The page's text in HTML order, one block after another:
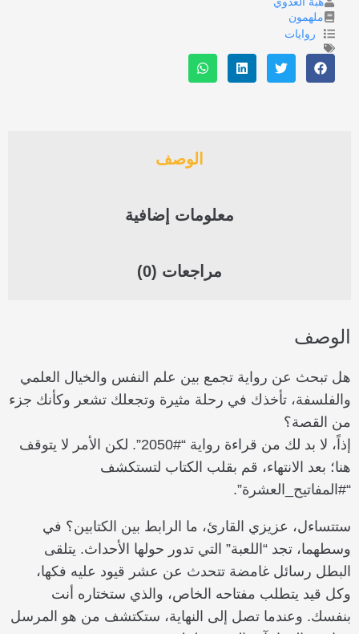
ملهمون
روايات
الوصف
معلومات إضافية
مراجعات (0)
الوصف
هل تبحث عن رواية تجمع بين علم النفس والخيال العلمي
والفلسفة، تأخذك في رحلة مثيرة وتجعلك تشعر وكأنك جزء
من القصة؟
إذاً، لا بد لك من قراءة رواية “#2050”. لكن الأمر لا يتوقف
هنا؛ بعد الانتهاء، قم بقلب الكتاب لتستكشف
“#المفاتيح_العشرة”.
ستتساءل، عزيزي القارئ، ما الرابط بين الكتابين؟ في
وسطهما، تجد “اللعبة” التي تدور حولها الأحداث. يتلقى
البطل رسائل غامضة تتحدث عن عشر قيود عليه فكها،
وكل قيد يتطلب مفتاحه الخاص، والذي ستختاره أنت
بنفسك. وعندما تصل إلى النهاية، ستكتشف من هو المرسل